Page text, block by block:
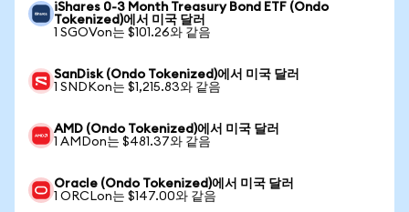
iShares 0-3 Month Treasury Bond ETF (Ondo
Tokenized)에서 미국 달러
1 SGOVon는 $101.26와 같음
SanDisk (Ondo Tokenized)에서 미국 달러
1 SNDKon는 $1,215.83와 같음
AMD (Ondo Tokenized)에서 미국 달러
1 AMDon는 $481.37와 같음
Oracle (Ondo Tokenized)에서 미국 달러
1 ORCLon는 $147.00와 같음